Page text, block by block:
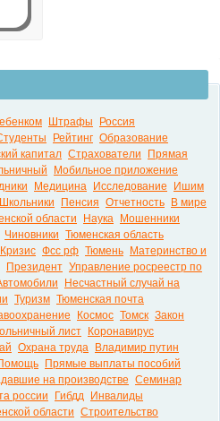
Штрафы
Россия
Рейтинг Образование
капитал Страхователи
Прямая
Мобильное приложение
Медицина Исследование
Ишим
Школьники Пенсия Отчетность
В мире
области
Наука
Мошенники
Чиновники Тюменская область
Кризис Фсс рф Тюмень
Материнство и
Президент Управление росреестр по
Несчастный случай на
Туризм Тюменская почта
Космос Томск Закон
лист
Коронавирус
Охрана труда
Владимир путин
Прямые выплаты пособий
на производстве Семинар
россии Гибдд
Инвалиды
области Строительство